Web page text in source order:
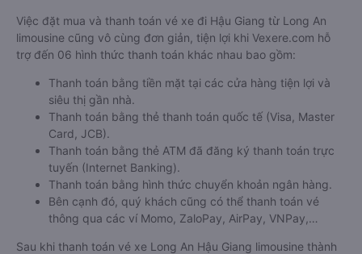
Việc đặt mua và thanh toán vé xe đi Hậu Giang từ Long An
limousine cũng vô cùng đơn giản, tiện lợi khi Vexere.com hỗ
trợ đến 06 hình thức thanh toán khác nhau bao gồm:
Thanh toán bằng tiền mặt tại các cửa hàng tiện lợi và
siêu thị gần nhà.
Thanh toán bằng thẻ thanh toán quốc tế (Visa, Master
Card, JCB).
Thanh toán bằng thẻ ATM đã đăng ký thanh toán trực
tuyến (Internet Banking).
Thanh toán bằng hình thức chuyển khoản ngân hàng.
Bên cạnh đó, quý khách cũng có thể thanh toán vé
thông qua các ví Momo, ZaloPay, AirPay, VNPay,…
Sau khi thanh toán vé xe Long An Hậu Giang limousine thành